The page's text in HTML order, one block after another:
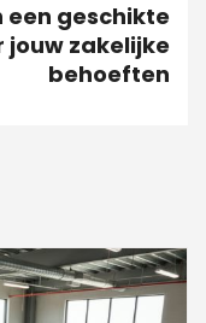
een geschikte
zakelijke
behoeften